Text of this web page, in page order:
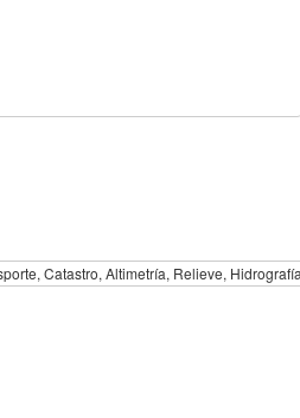
Catastro, Altimetría, Relieve,